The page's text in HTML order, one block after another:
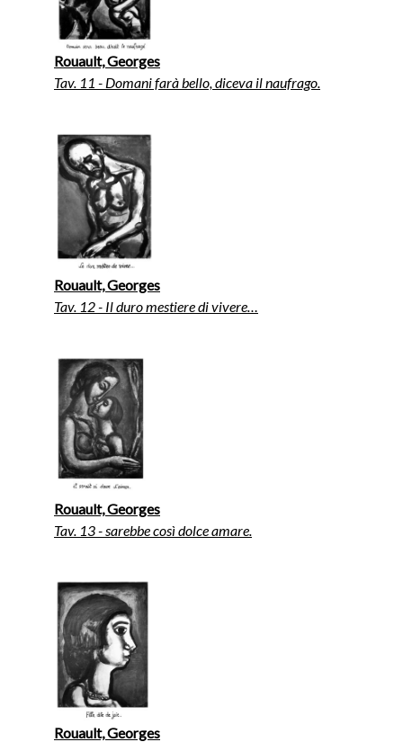
Rouault, Georges
Tav. 11 - Domani farà bello, diceva il naufrago.
Rouault, Georges
Tav. 12 - Il duro mestiere di vivere…
Rouault, Georges
Tav. 13 - sarebbe così dolce amare.
Rouault, Georges